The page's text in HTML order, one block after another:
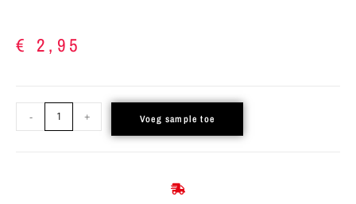
€ 2,95
- + Voeg sample toe